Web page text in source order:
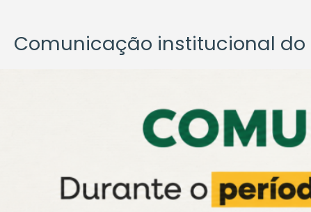
Comunicação institucional do